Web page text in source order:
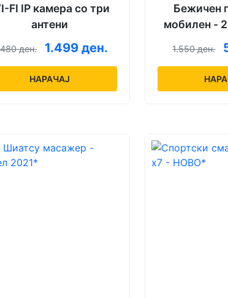
FI IP камера со три
антени
ден. 1.499 ден.
НАРАЧАЈ
Бежичен
мобилен -
1.550 ден.